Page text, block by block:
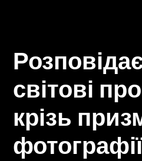
світові
крізь